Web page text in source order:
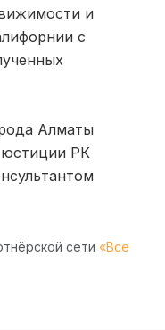
и
с
Алматы
юстиции РК
сети «Все